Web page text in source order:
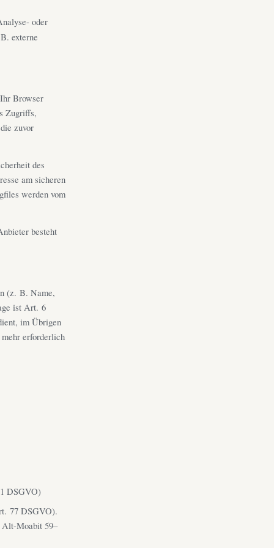
oder
externe
Browser
Zugriffs,
zuvor
des
am sicheren
werden vom
besteht
(z. B. Name,
ist Art. 6
im Übrigen
erforderlich
DSGVO)
77 DSGVO).
Alt-Moabit 59–